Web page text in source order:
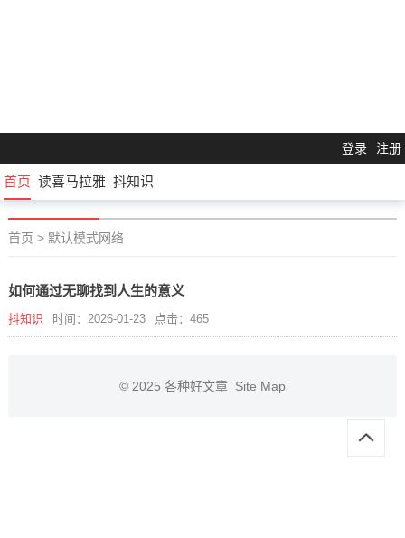
登录 注册
首页 读喜马拉雅 抖知识
首页 > 默认模式网络
如何通过无聊找到人生的意义
抖知识 时间：2026-01-23 点击：465
© 2025 各种好文章 Site Map